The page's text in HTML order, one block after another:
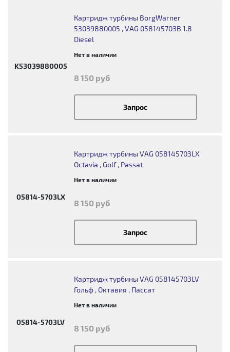
K53039880005
Картридж турбины BorgWarner
53039880005 , VAG 058145703B 1.8
Diesel
Нет в наличии
8 150 руб
Запрос
05814-5703LX
Картридж турбины VAG 058145703LX
Octavia , Golf , Passat
Нет в наличии
8 150 руб
Запрос
05814-5703LV
Картридж турбины VAG 058145703LV
Гольф , Октавия , Пассат
Нет в наличии
8 150 руб